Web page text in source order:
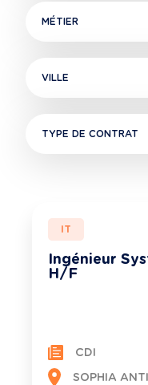
MÉTIER
VILLE
TYPE DE CONTRAT
IT
Ingénieur
H/F
CDI
SOPHIA